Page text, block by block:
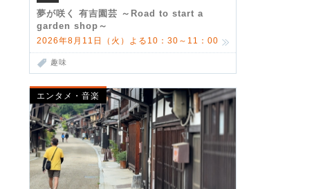
夢が咲く 有吉園芸 ～Road to start a
garden shop～
2026年8月11日（火）よる10：30～11：00
趣味
エンタメ・音楽